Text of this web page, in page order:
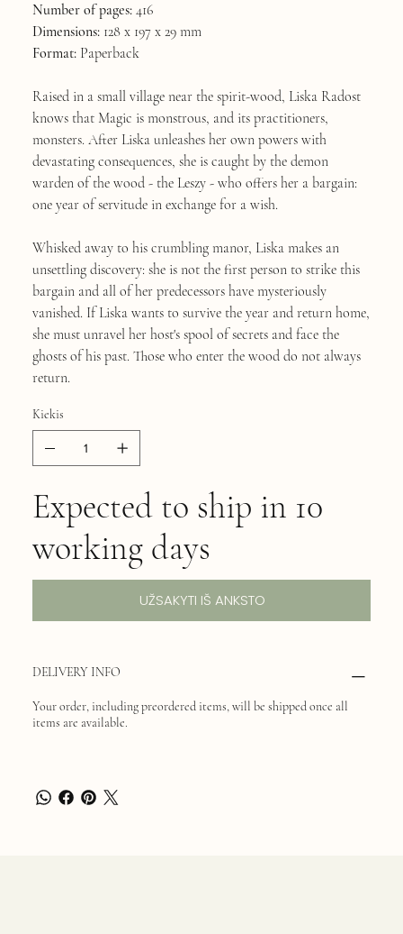
Number of pages: 416
Dimensions:128 x 197 x 29 mm
Format:Paperback
Raised in a small village near the spirit-wood, Liska Radost
knows that Magic is monstrous, and its practitioners,
monsters. After Liska unleashes her own powers with
devastating consequences, she is caught by the demon
warden of the wood - the Leszy - who offers her a bargain:
one year of servitude in exchange for a wish.
Whisked away to his crumbling manor, Liska makes an
unsettling discovery: she is not the first person to strike this
bargain and all of her predecessors have mysteriously
vanished. If Liska wants to survive the year and return home,
she must unravel her host's spool of secrets and face the
ghosts of his past. Those who enter the wood do not always
return.
Kiekis
Expected to ship in 10
working days
UŽSAKYTI IŠ ANKSTO
DELIVERY INFO
Your order, including preordered items, will be shipped once all
items are available.